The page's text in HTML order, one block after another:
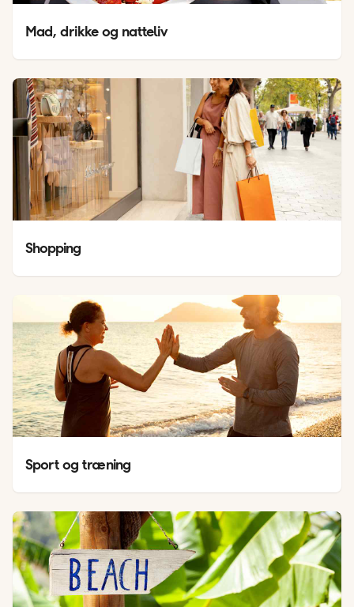
Mad, drikke og natteliv
Shopping
Sport og træning